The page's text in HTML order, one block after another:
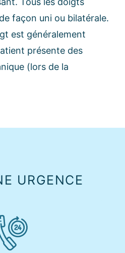
façon uni ou bilatérale.
est généralement
présente des
(lors de la
URGENCE